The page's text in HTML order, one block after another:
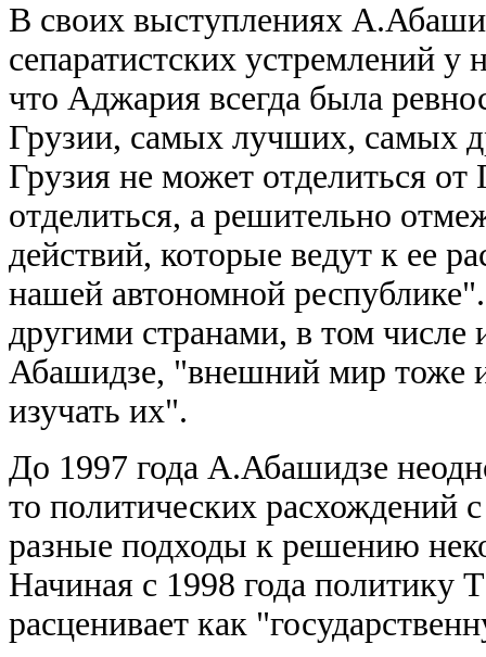
В своих выступлениях
сепаратистских устремлений
что Аджария всегда была
Грузии, самых лучших, самых
Грузия не может отделиться
отделиться, а решительно
действий, которые ведут к ее
нашей автономной
другими странами, в том числе
Абашидзе, "внешний мир тоже
изучать их".
До 1997 года А.Абашидзе
то политических расхождений
разные подходы к решению
Начиная с 1998 года
расценивает как